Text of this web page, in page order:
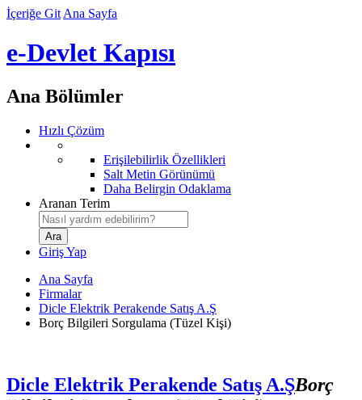
İçeriğe Git Ana Sayfa
e-Devlet Kapısı
Ana Bölümler
Hızlı Çözüm
Erişilebilirlik Özellikleri
Salt Metin Görünümü
Daha Belirgin Odaklama
Aranan Terim
Giriş Yap
Ana Sayfa
Firmalar
Dicle Elektrik Perakende Satış A.Ş
Borç Bilgileri Sorgulama (Tüzel Kişi)
Dicle Elektrik Perakende Satış A.ŞBorç